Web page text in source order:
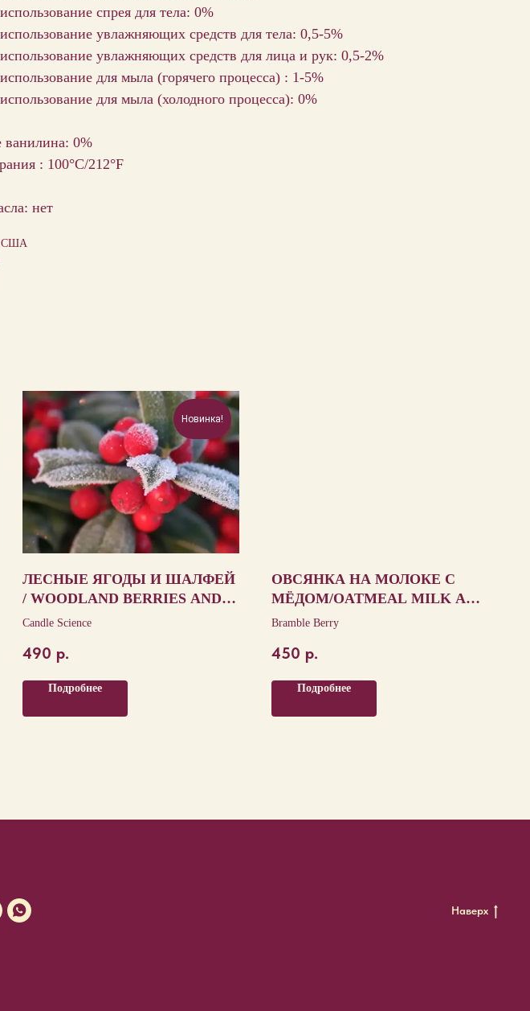
спрея для тела: 0%
увлажняющих средств для тела: 0,5-5%
увлажняющих средств для лица и рук: 0,5-2%
для мыла (горячего процесса) : 1-5%
для мыла (холодного процесса): 0%
ванилина: 0%
: 100°C/212°F
нет
США
Новинка!
ЛЕСНЫЕ ЯГОДЫ И ШАЛФЕЙ
/ WOODLAND BERRIES AND
SAGE
Candle Science
490 р.
Подробнее
ОВСЯНКА НА МОЛОКЕ С
МЁДОМ/OATMEAL MILK AND
HONEY
Bramble Berry
450 р.
Подробнее
Наверх